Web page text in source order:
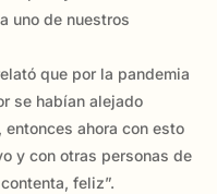
uno de nuestros
que por la pandemia
se habían alejado
entonces ahora con esto
y con otras personas de
feliz”.